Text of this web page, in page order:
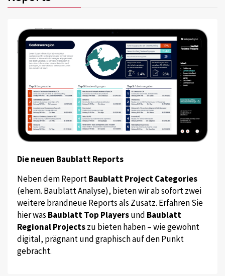
Die neuen Baublatt Reports
Neben dem ReportBaublatt Project Categories
(ehem. Baublatt Analyse), bieten wir ab sofort zwei
weitere brandneue Reports als Zusatz. Erfahren Sie
hier was Baublatt Top Playersund Baublatt
Regional Projectszu bieten haben – wie gewohnt
digital, prägnant und graphisch auf den Punkt
gebracht.